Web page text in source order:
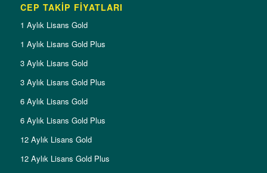
CEP TAKİP FİYATLARI
1 Aylık Lisans Gold
1 Aylık Lisans Gold Plus
3 Aylık Lisans Gold
3 Aylık Lisans Gold Plus
6 Aylık Lisans Gold
6 Aylık Lisans Gold Plus
12 Aylık Lisans Gold
12 Aylık Lisans Gold Plus